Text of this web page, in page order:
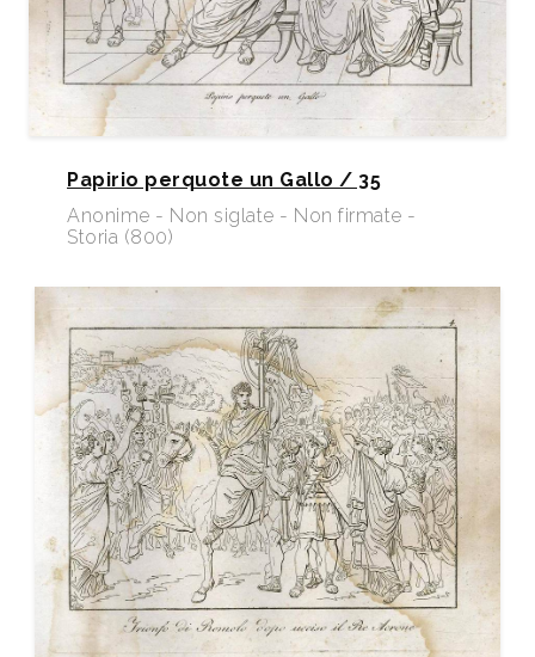
Papirio perquote un Gallo / 35
Anonime - Non siglate - Non firmate -
Storia (800)